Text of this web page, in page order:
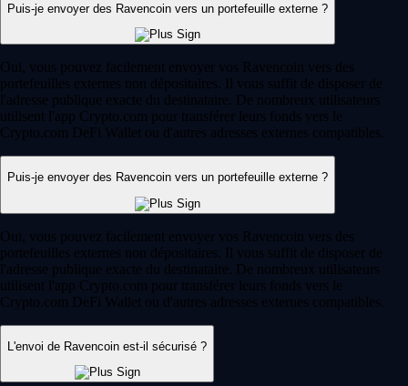
Puis-je envoyer des Ravencoin vers un portefeuille externe ?
Oui, vous pouvez facilement envoyer vos Ravencoin vers des
portefeuilles externes non dépositaires. Il vous suffit de disposer de
l'adresse publique exacte du destinataire. De nombreux utilisateurs
utilisent l'app Crypto.com pour transférer leurs fonds vers le
Crypto.com DeFi Wallet ou d'autres adresses externes compatibles.
Puis-je envoyer des Ravencoin vers un portefeuille externe ?
Oui, vous pouvez facilement envoyer vos Ravencoin vers des
portefeuilles externes non dépositaires. Il vous suffit de disposer de
l'adresse publique exacte du destinataire. De nombreux utilisateurs
utilisent l'app Crypto.com pour transférer leurs fonds vers le
Crypto.com DeFi Wallet ou d'autres adresses externes compatibles.
L'envoi de Ravencoin est-il sécurisé ?